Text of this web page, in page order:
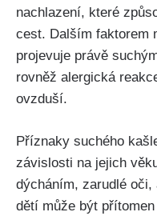
nachlazení,⁣ které
cest. Dalším‍ faktorem
projevuje⁤ právě
rovněž⁢ alergická
ovzduší.
Příznaky ⁢suchého
závislosti na jejich
dýcháním, zarudlé
dětí může být